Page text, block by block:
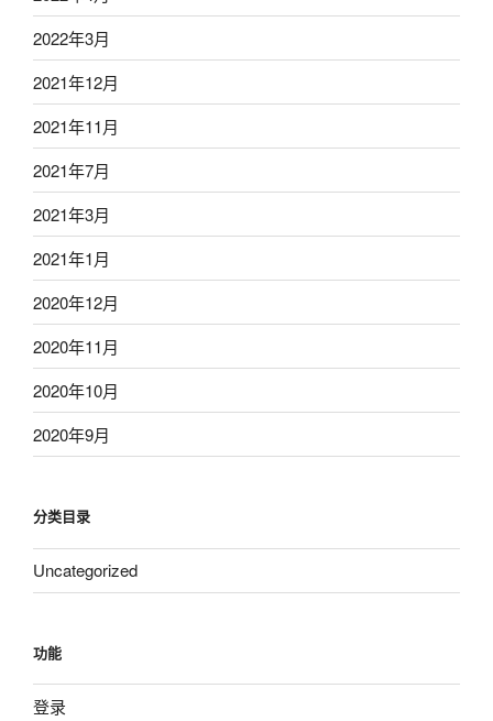
2022年3月
2021年12月
2021年11月
2021年7月
2021年3月
2021年1月
2020年12月
2020年11月
2020年10月
2020年9月
分类目录
Uncategorized
功能
登录